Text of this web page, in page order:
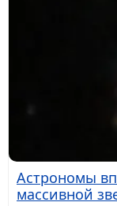
Астрономы
массивной